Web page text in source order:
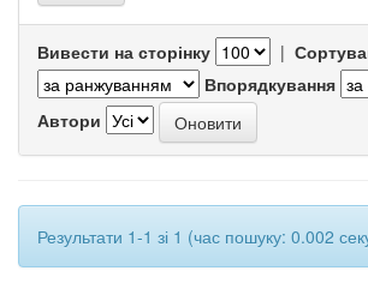
Вивести на сторінку |
Впорядкування
Автори
Результати 1-1 зі 1 (час пошуку: 0.002